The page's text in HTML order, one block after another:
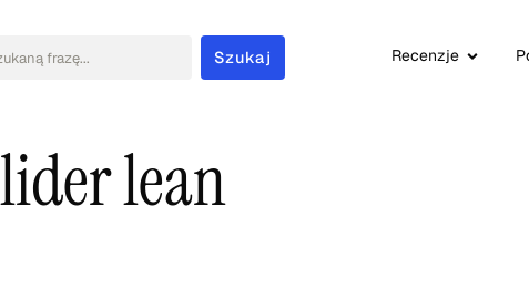
Szukaj Recenzje
lean